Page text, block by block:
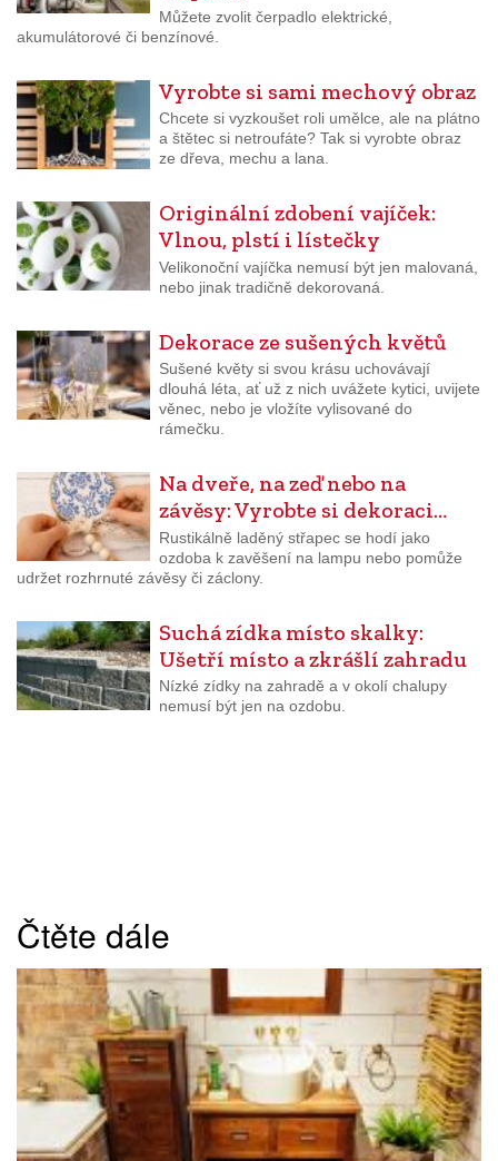
Můžete zvolit čerpadlo elektrické,
akumulátorové či benzínové.
Vyrobte si sami mechový obraz
Chcete si vyzkoušet roli umělce, ale na plátno
a štětec si netroufáte? Tak si vyrobte obraz
ze dřeva, mechu a lana.
Originální zdobení vajíček:
Vlnou, plstí i lístečky
Velikonoční vajíčka nemusí být jen malovaná,
nebo jinak tradičně dekorovaná.
Dekorace ze sušených květů
Sušené květy si svou krásu uchovávají
dlouhá léta, ať už z nich uvážete kytici, uvijete
věnec, nebo je vložíte vylisované do
rámečku.
Na dveře, na zeď nebo na
závěsy: Vyrobte si dekoraci…
Rustikálně laděný střapec se hodí jako
ozdoba k zavěšení na lampu nebo pomůže
udržet rozhrnuté závěsy či záclony.
Suchá zídka místo skalky:
Ušetří místo a zkrášlí zahradu
Nízké zídky na zahradě a v okolí chalupy
nemusí být jen na ozdobu.
Čtěte dále